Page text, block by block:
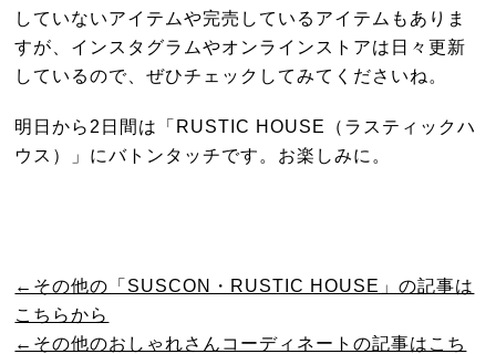
していないアイテムや完売しているアイテムもありま
すが、インスタグラムやオンラインストアは日々更新
しているので、ぜひチェックしてみてくださいね。
明日から2日間は「RUSTIC HOUSE（ラスティックハ
ウス）」にバトンタッチです。お楽しみに。
←その他の「SUSCON・RUSTIC HOUSE」の記事は
こちらから
←その他のおしゃれさんコーディネートの記事はこち